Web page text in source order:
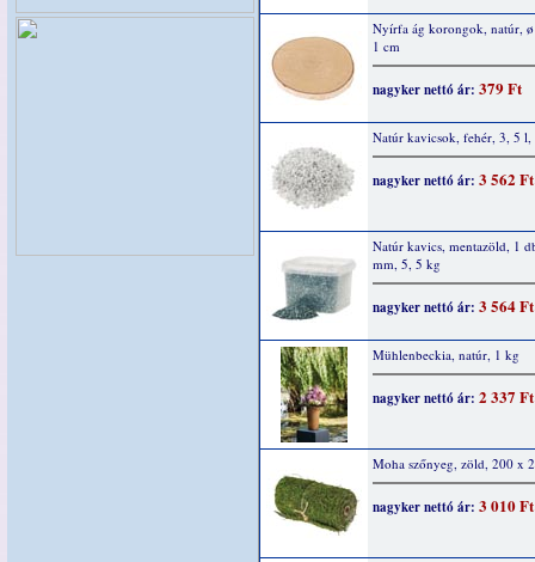
Nyírfa ág korongok, natúr,
1 cm
nagyker nettó ár: 379 Ft
Natúr kavicsok, fehér, 3, 5 l,
nagyker nettó ár: 3 562 Ft
Natúr kavics, mentazöld, 1
mm, 5, 5 kg
nagyker nettó ár: 3 564 Ft
Mühlenbeckia, natúr, 1 kg
nagyker nettó ár: 2 337 Ft
Moha szőnyeg, zöld, 200 x
nagyker nettó ár: 3 010 Ft